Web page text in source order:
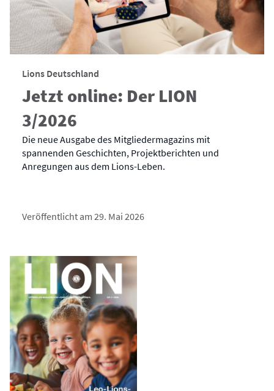
Lions Deutschland
Jetzt online: Der LION
3/2026
Die neue Ausgabe des Mitgliedermagazins mit
spannenden Geschichten, Projektberichten und
Anregungen aus dem Lions-Leben.
Veröffentlicht am 29. Mai 2026